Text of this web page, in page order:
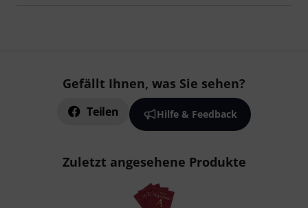
Gefällt Ihnen, was Sie sehen?
Teilen Hilfe & Feedback
Zuletzt angesehene Produkte